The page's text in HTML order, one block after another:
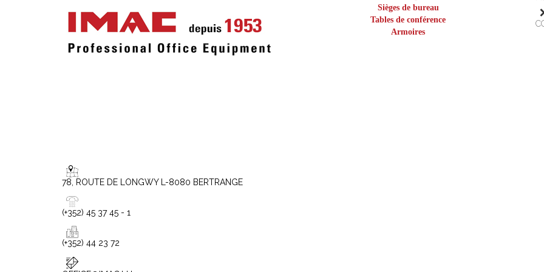
78, ROUTE DE LONGWY L-8080 BERTRANGE
(+352) 45 37 45 - 1
(+352) 44 23 72
Sièges de bureau
Tables de conférence
Armoires